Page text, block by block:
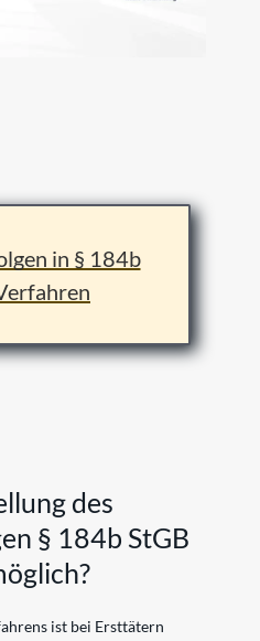
in § 184b
des
§ 184b StGB
ist bei Ersttätern